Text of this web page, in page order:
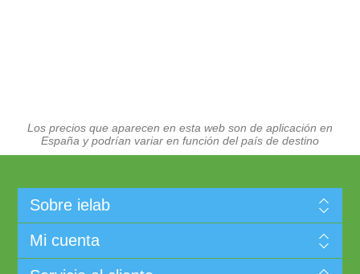
Los precios que aparecen en esta web son de aplicación en
España y podrían variar en función del país de destino
Sobre ielab
Mi cuenta